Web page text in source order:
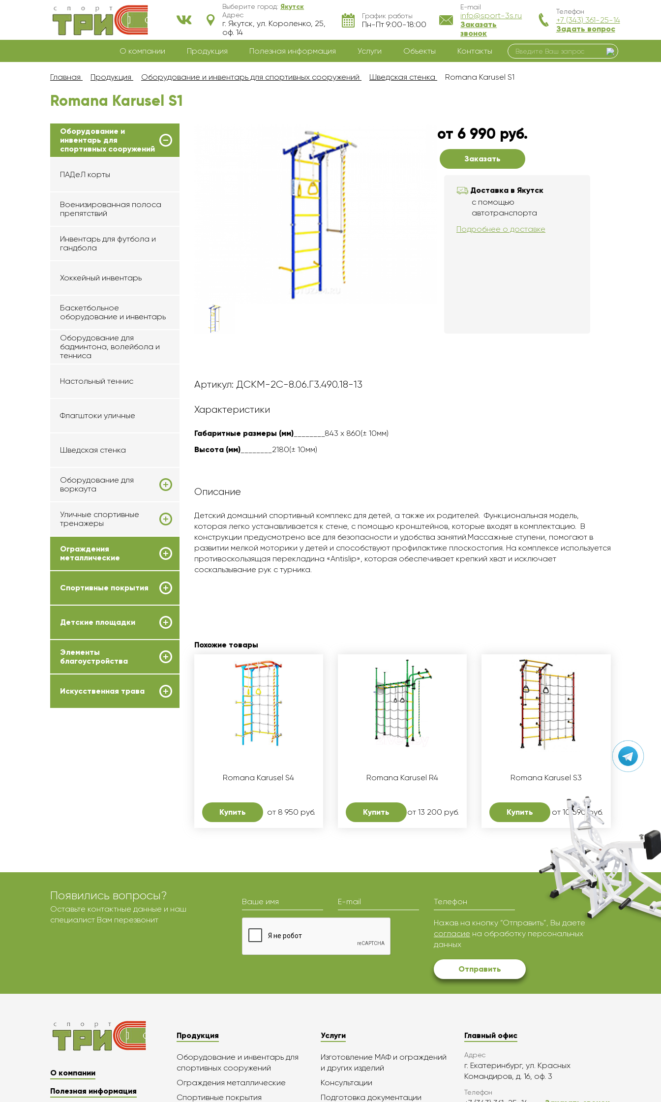
Выберите город: Якутск
Адрес
г. Якутск, ул. Короленко, 25,
оф. 14
График работы
Пн-Пт 9:00-18:00
E-mail
info@sport-3s.ru
Заказать
звонок
Телефон
+7 (343) 361-25-14
Задать вопрос
О компании Продукция Полезная информация Услуги Объекты Контакты
Главная Продукция Оборудование и инвентарь для спортивных сооружений Шведская стенка Romana Karusel S1
Romana Karusel S1
Оборудование и
инвентарь для
спортивных сооружений
ПАДеЛ корты
Военизированная полоса
препятствий
Инвентарь для футбола и
гандбола
Хоккейный инвентарь
Баскетбольное
оборудование и инвентарь
Оборудование для
бадминтона, волейбола и
тенниса
Настольный теннис
Флагштоки уличные
Шведская стенка
Оборудование для
воркаута
Уличные спортивные
тренажеры
Ограждения
металлические
Спортивные покрытия
Детские площадки
Элементы
благоустройства
Искусственная трава
от 6 990 руб.
Заказать
Доставка в Якутск
с помощью
автотранспорта
Подробнее о доставке
Артикул: ДСКМ-2С-8.06.Г3.490.18-13
Характеристики
Габаритные размеры (мм)________843 х 860(± 10мм)
Высота (мм)________2180(± 10мм)
Описание
Детский домашний спортивный комплекс для детей, а также их родителей. Функциональная модель,
которая легко устанавливается к стене, с помощью кронштейнов, которые входят в комплектацию. В
конструкции предусмотрено все для безопасности и удобства занятий.Массажные ступени, помогают в
развитии мелкой моторики у детей и способствуют профилактике плоскостопия. На комплексе используется
противоскользящая перекладина «Antislip», которая обеспечивает крепкий хват и исключает
соскальзывание рук с турника.
Похожие товары
Romana Karusel S4
Купить от 8 950 руб.
Romana Karusel R4
Купить от 13 200 руб.
Romana Karusel S3
Купить от 10 590 руб.
Появились вопросы?
Оставьте контактные данные и наш
специалист Вам перезвонит
Ваше имя E-mail Телефон
Нажав на кнопку “Отправить”, Вы даете
согласие на обработку персональных
данных
Отправить
О компании
Полезная информация
Продукция
Оборудование и инвентарь для
спортивных сооружений
Ограждения металлические
Спортивные покрытия
Услуги
Изготовление МАФ и ограждений
и других изделий
Консультации
Подготовка документации
Главный офис
Адрес
г. Екатеринбург, ул. Красных
Командиров, д. 16, оф. 3
Телефон